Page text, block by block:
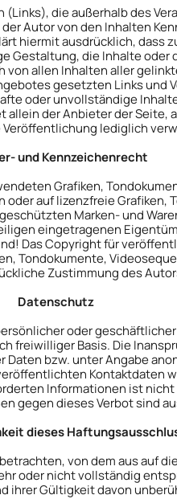
die außerhalb des
Autor von den Inhalten
hiermit ausdrücklich, dass
Gestaltung, die Inhalte
allen Inhalten aller
gesetzten Links und
oder unvollständige
der Anbieter der Seite,
lediglich
und Kennzeichenrecht
Grafiken,
auf lizenzfreie
Marken- und
eingetragenen
Das Copyright für
Tondokumente,
Zustimmung des
Datenschutz
oder
freiwilliger Basis. Die
bzw. unter Angabe
Kontaktdaten
Informationen ist
gegen dieses Verbot sind
dieses
von dem aus auf
oder nicht vollständig
ihrer Gültigkeit davon